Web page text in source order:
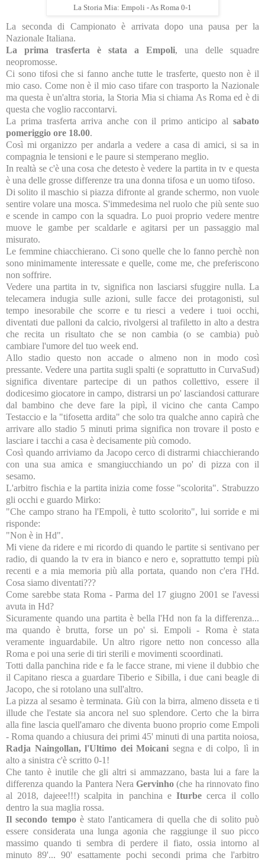
La Storia Mia: Empoli - As Roma 0-1
La seconda di Campionato è arrivata dopo una pausa per la
Nazionale Italiana.
La prima trasferta è stata a Empoli, una delle squadre
neopromosse.
Ci sono tifosi che si fanno anche tutte le trasferte, questo non è il
mio caso. Come non è il mio caso tifare con trasporto la Nazionale
ma questa è un'altra storia, la Storia Mia si chiama As Roma ed è di
questa che voglio raccontarvi.
La prima trasferta arriva anche con il primo anticipo al sabato
pomeriggio ore 18.00.
Così mi organizzo per andarla a vedere a casa di amici, si sa in
compagnia le tensioni e le paure si stemperano meglio.
In realtà se c'è una cosa che detesto è vedere la partita in tv e questa
è una delle grosse differenze tra una donna tifosa e un uomo tifoso.
Di solito il maschio si piazza difronte al grande schermo, non vuole
sentire volare una mosca. S'immedesima nel ruolo che più sente suo
e scende in campo con la squadra. Lo puoi proprio vedere mentre
muove le gambe per scaldarle e agitarsi per un passaggio mal
misurato.
Le femmine chiacchierano. Ci sono quelle che lo fanno perchè non
sono minimamente interessate e quelle, come me, che preferiscono
non soffrire.
Vedere una partita in tv, significa non lasciarsi sfuggire nulla. La
telecamera indugia sulle azioni, sulle facce dei protagonisti, sul
tempo inesorabile che scorre e tu riesci a vedere i tuoi occhi,
diventati due palloni da calcio, rivolgersi al trafiletto in alto a destra
che recita un risultato che se non cambia (o se cambia) può
cambiare l'umore del tuo week end.
Allo stadio questo non accade o almeno non in modo così
pressante. Vedere una partita sugli spalti (e soprattutto in CurvaSud)
significa diventare partecipe di un pathos collettivo, essere il
dodicesimo giocatore in campo, distrarsi un po' lasciandosi catturare
dal bambino che deve fare la pipì, il vicino che canta Campo
Testaccio e la "tifosetta ardita" che solo tra qualche anno capirà che
arrivare allo stadio 5 minuti prima significa non trovare il posto e
lasciare i tacchi a casa è decisamente più comodo.
Così quando arriviamo da Jacopo cerco di distrarmi chiacchierando
con una sua amica e smangiucchiando un po' di pizza con il
sesamo.
L'arbitro fischia e la partita inizia come fosse "scolorita". Strabuzzo
gli occhi e guardo Mirko:
"Che campo strano ha l'Empoli, è tutto scolorito", lui sorride e mi
risponde:
"Non è in Hd".
Mi viene da ridere e mi ricordo di quando le partite si sentivano per
radio, di quando la tv era in bianco e nero e, soprattutto tempi più
recenti e a mia memoria più alla portata, quando non c'era l'Hd.
Cosa siamo diventati???
Come sarebbe stata Roma - Parma del 17 giugno 2001 se l'avessi
avuta in Hd?
Sicuramente quando una partita è bella l'Hd non fa la differenza...
ma quando è brutta, forse un po' si. Empoli - Roma è stata
veramente inguardabile. Un altro rigore netto non concesso alla
Roma e poi una serie di tiri sterili e movimenti scoordinati.
Totti dalla panchina ride e fa le facce strane, mi viene il dubbio che
il Capitano riesca a guardare Tiberio e Sibilla, i due cani beagle di
Jacopo, che si rotolano una sull'altro.
La pizza al sesamo è terminata. Giù con la birra, almeno disseta e ti
illude che l'estate sia ancora nel suo splendore. Certo che la birra
alla fine lascia quell'amaro che diventa buono proprio come Empoli
- Roma quando a chiusura dei primi 45' minuti di una partita noiosa,
Radja Naingollan, l'Ultimo dei Moicani segna e di colpo, lì in
alto a sinistra c'è scritto 0-1!
Che tanto è inutile che gli altri si ammazzano, basta lui a fare la
differenza quando la Pantera NeraGervinho (che ha rinnovato fino
al 2018, dajeee!!!) scalpita in panchina eIturbe cerca il collo
dentro la sua maglia rossa.
Il secondo tempoè stato l'anticamera di quella che di solito può
essere considerata una lunga agonia che raggiunge il suo picco
massimo quando ti sembra di perdere il fiato, ossia intorno al
minuto 89'... 90' esattamente pochi secondi prima che l'arbitro